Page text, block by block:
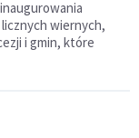
wiernych,
i gmin, które